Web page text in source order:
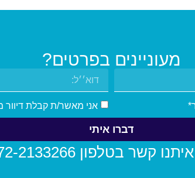
מעוניינים בפרטים?
אני מאשר/ת קבלת
דברו איתי
קשר בטלפון 072-2133266